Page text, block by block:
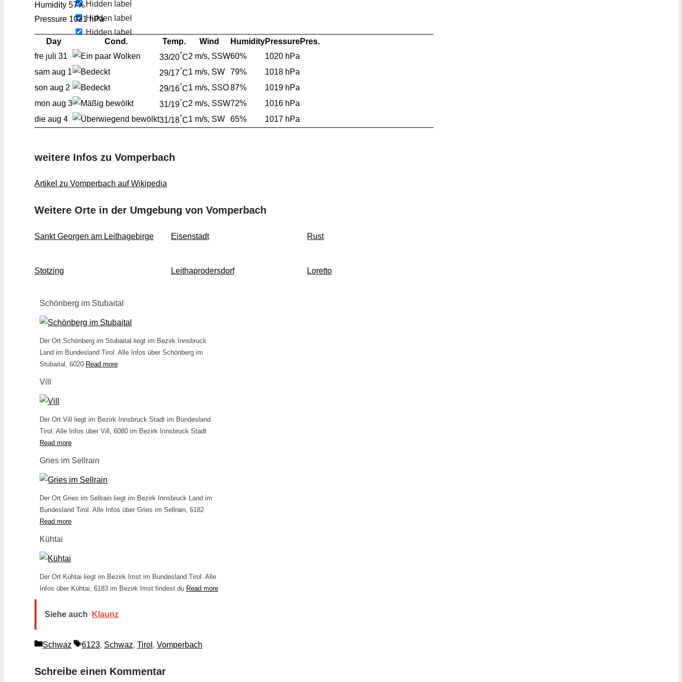
Hidden label
Hidden label
Hidden label
Humidity 57%
Pressure 1021 hPa
Day Cond. Temp. Wind HumidityPressurePres.
fre juli 31 33/20°C2 m/s, SSW60%
1020 hPa
sam aug 1 29/17°C1 m/s, SW 79%
1018 hPa
son aug 2 29/16°C1 m/s, SSO87%
1019 hPa
mon aug 3 31/19°C2 m/s, SSW72%
1016 hPa
die aug 4 31/18°C1 m/s, SW 65% 1017 hPa
weitere Infos zu Vomperbach
Artikel zu Vomperbach auf Wikipedia
Weitere Orte in der Umgebung von Vomperbach
Sankt Georgen am Leithagebirge Eisenstadt Rust
Stotzing Leithaprodersdorf Loretto
Schönberg im Stubaital
Der Ort Schönberg im Stubaital liegt im Bezirk Innsbruck
Land im Bundesland Tirol. Alle Infos über Schönberg im
Stubaital, 6020 Read more
Vill
Der Ort Vill liegt im Bezirk Innsbruck Stadt im Bundesland
Tirol. Alle Infos über Vill, 6080 im Bezirk Innsbruck Stadt
Read more
Gries im Sellrain
Der Ort Gries im Sellrain liegt im Bezirk Innsbruck Land im
Bundesland Tirol. Alle Infos über Gries im Sellrain, 6182
Read more
Kühtai
Der Ort Kühtai liegt im Bezirk Imst im Bundesland Tirol. Alle
Infos über Kühtai, 6183 im Bezirk Imst findest du Read more
Siehe auch Klaunz
Kategorien
Schwaz Schlagwörter
6123, Schwaz, Tirol , Vomperbach
Schreibe einen Kommentar